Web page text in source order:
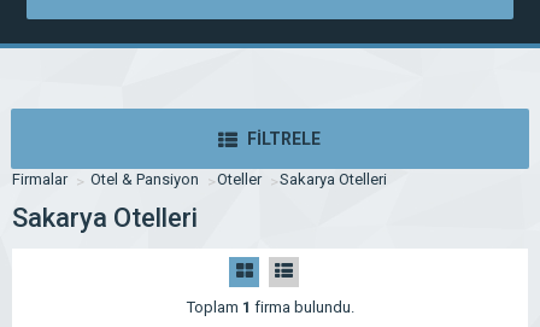
FİLTRELE
Firmalar Otel & Pansiyon Oteller Sakarya Otelleri
Sakarya Otelleri
Toplam 1 firma bulundu.